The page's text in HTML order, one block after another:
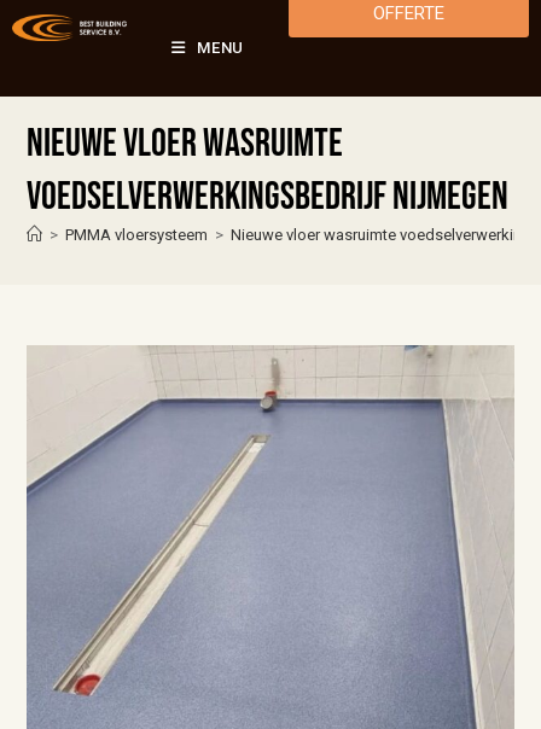
MENU
OFFERTE
Nieuwe vloer wasruimte
voedselverwerkingsbedrijf Nijmegen
> PMMA vloersysteem > Nieuwe vloer wasruimte